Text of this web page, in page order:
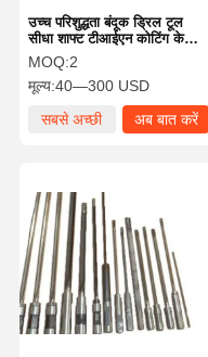
उच्च परिशुद्धता बंदूक ड्रिल टूल
सीधा शाफ्ट टीआईएन कोटिंग के
साथ
MOQ:2
मूल्य:40—300 USD
सबसे अच्छी
अब बात करें